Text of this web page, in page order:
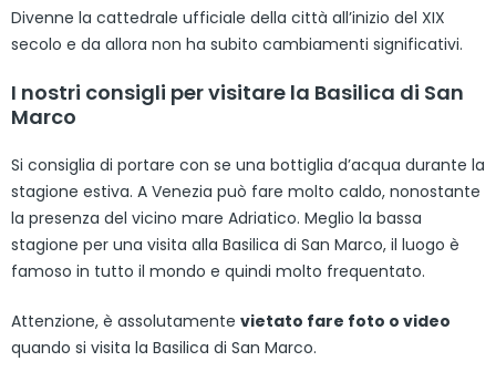
Divenne la cattedrale ufficiale della città all’inizio del XIX
secolo e da allora non ha subito cambiamenti significativi.
I nostri consigli per visitare la Basilica di San
Marco
Si consiglia di portare con se una bottiglia d’acqua durante la
stagione estiva. A Venezia può fare molto caldo, nonostante
la presenza del vicino mare Adriatico. Meglio la bassa
stagione per una visita alla Basilica di San Marco, il luogo è
famoso in tutto il mondo e quindi molto frequentato.
Attenzione, è assolutamente vietato fare foto o video
quando si visita la Basilica di San Marco.